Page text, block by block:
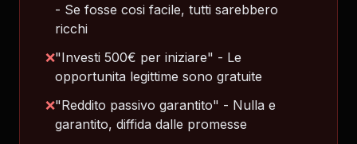
- Se fosse cosi facile, tutti sarebbero
ricchi
❌"Investi 500€ per iniziare" - Le
opportunita legittime sono gratuite
❌"Reddito passivo garantito" - Nulla e
garantito, diffida dalle promesse